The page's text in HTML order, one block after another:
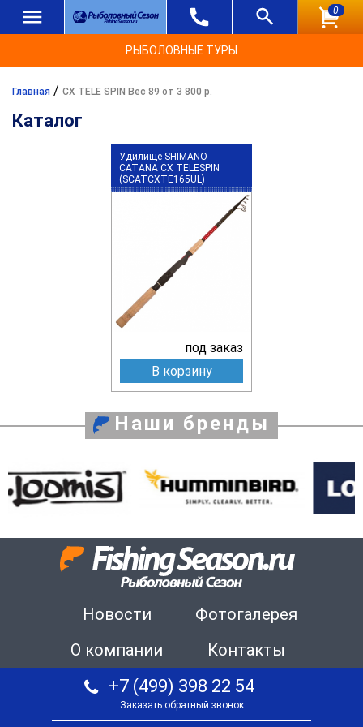
0
РЫБОЛОВНЫЕ ТУРЫ
Главная / CX TELE SPIN Вес 89 от 3 800 р.
Каталог
Удилище SHIMANO
CATANA CX TELESPIN
(SCATCXTE165UL)
под заказ
В корзину
Наши бренды
Новости
Фотогалерея
О компании
Контакты
+7 (499) 398 22 54
Заказать обратный звонок